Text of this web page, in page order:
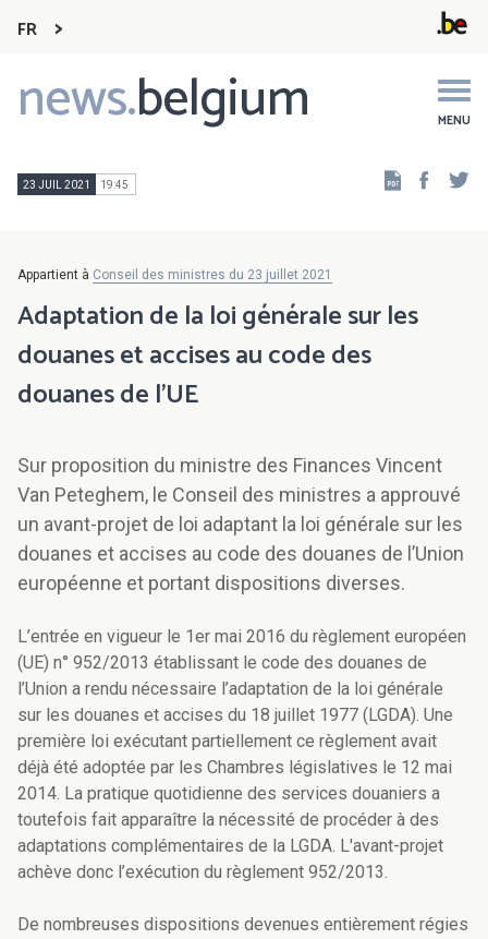
FR
news.belgium MENU
Main
navigation
23 JUIL 2021 19:45
Appartient à Conseil des ministres du 23 juillet 2021
Adaptation de la loi générale sur les
douanes et accises au code des
douanes de l’UE
Sur proposition du ministre des Finances Vincent
Van Peteghem, le Conseil des ministres a approuvé
un avant-projet de loi adaptant la loi générale sur les
douanes et accises au code des douanes de l’Union
européenne et portant dispositions diverses.
L’entrée en vigueur le 1er mai 2016 du règlement européen
(UE) n° 952/2013 établissant le code des douanes de
l’Union a rendu nécessaire l’adaptation de la loi générale
sur les douanes et accises du 18 juillet 1977 (LGDA). Une
première loi exécutant partiellement ce règlement avait
déjà été adoptée par les Chambres législatives le 12 mai
2014. La pratique quotidienne des services douaniers a
toutefois fait apparaître la nécessité de procéder à des
adaptations complémentaires de la LGDA. L'avant-projet
achève donc l’exécution du règlement 952/2013.
De nombreuses dispositions devenues entièrement régies